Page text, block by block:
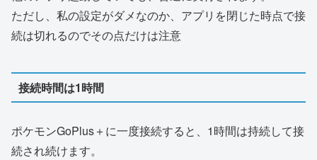
ただし、私の設定がダメなのか、アプリを閉じた時点で接
続は切れるのでその点だけは注意
接続時間は1時間
ポケモンGoPlus＋に一度接続すると、1時間は持続して接
続され続けます。